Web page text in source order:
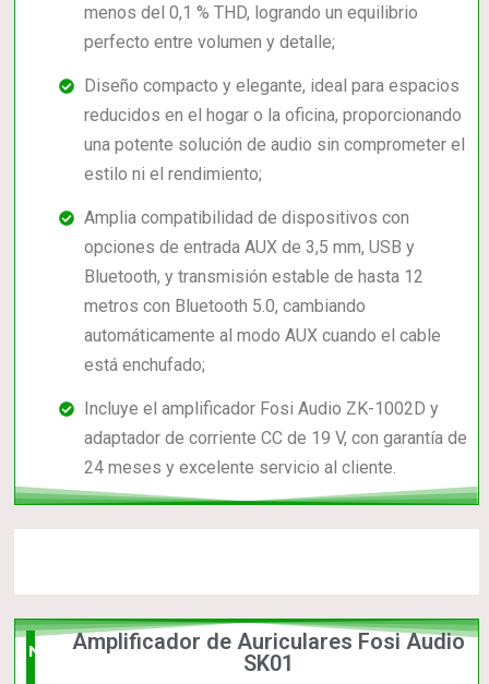
menos del 0,1 % THD, logrando un equilibrio
perfecto entre volumen y detalle;
Diseño compacto y elegante, ideal para espacios
reducidos en el hogar o la oficina, proporcionando
una potente solución de audio sin comprometer el
estilo ni el rendimiento;
Amplia compatibilidad de dispositivos con
opciones de entrada AUX de 3,5 mm, USB y
Bluetooth, y transmisión estable de hasta 12
metros con Bluetooth 5.0, cambiando
automáticamente al modo AUX cuando el cable
está enchufado;
Incluye el amplificador Fosi Audio ZK-1002D y
adaptador de corriente CC de 19 V, con garantía de
24 meses y excelente servicio al cliente.
NuevoAmplificador de Auriculares Fosi Audio
SK01